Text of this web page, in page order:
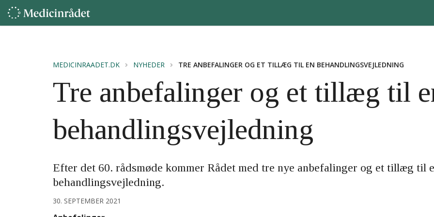
MEDICINRAADET.DK NYHEDER TRE ANBEFALINGER OG ET TILLÆG TIL EN BEHANDLINGSVEJLEDNING
Tre anbefalinger og et tillæg til
behandlingsvejledning
Efter det 60. rådsmøde kommer Rådet med tre nye anbefalinger og et tillæg til
behandlingsvejledning.
30. SEPTEMBER 2021